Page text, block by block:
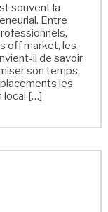
souvent la
Entre
off market, les
il de savoir
son temps,
les
local […]